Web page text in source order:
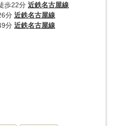
歩22分 近鉄名古屋線
分 近鉄名古屋線
分 近鉄名古屋線